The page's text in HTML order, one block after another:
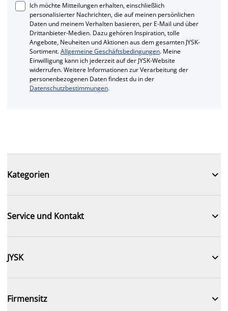
Ich möchte Mitteilungen erhalten, einschließlich
personalisierter Nachrichten, die auf meinen persönlichen
Daten und meinem Verhalten basieren, per E-Mail und über
Drittanbieter-Medien. Dazu gehören Inspiration, tolle
Angebote, Neuheiten und Aktionen aus dem gesamten JYSK-
Sortiment.Allgemeine Geschäftsbedingungen. Meine
Einwilligung kann ich jederzeit auf der JYSK-Website
widerrufen. Weitere Informationen zur Verarbeitung der
personenbezogenen Daten findest du in der
Datenschutzbestimmungen.
Kategorien 
Service und Kontakt 
JYSK 
Firmensitz 